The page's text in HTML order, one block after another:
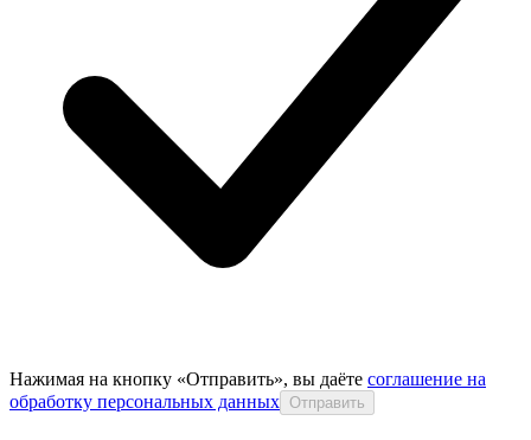
Нажимая на кнопку «Отправить», вы даёте соглашение на
обработку персональных данных Отправить